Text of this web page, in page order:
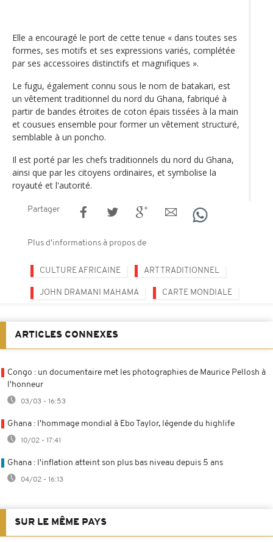
Elle a encouragé le port de cette tenue « dans toutes ses
formes, ses motifs et ses expressions variés, complétée
par ses accessoires distinctifs et magnifiques ».
Le fugu, également connu sous le nom de batakari, est
un vêtement traditionnel du nord du Ghana, fabriqué à
partir de bandes étroites de coton épais tissées à la main
et cousues ensemble pour former un vêtement structuré,
semblable à un poncho.
Il est porté par les chefs traditionnels du nord du Ghana,
ainsi que par les citoyens ordinaires, et symbolise la
royauté et l'autorité.
Partager
Plus d'informations à propos de
CULTURE AFRICAINE ART TRADITIONNEL
JOHN DRAMANI MAHAMA CARTE MONDIALE
ARTICLES CONNEXES
Congo : un documentaire met les photographies de Maurice Pellosh à
l'honneur
03/03 - 16:53
Ghana : l'hommage mondial à Ebo Taylor, légende du highlife
10/02 - 17:41
Ghana : l'inflation atteint son plus bas niveau depuis 5 ans
04/02 - 16:13
SUR LE MÊME PAYS